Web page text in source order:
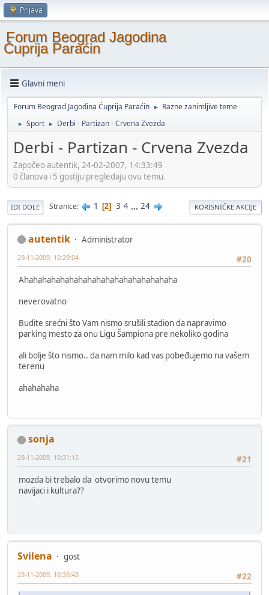
Prijava
Forum Beograd Jagodina
Ćuprija Paraćin
Glavni meni
Forum Beograd Jagodina Ćuprija Paraćin ► Razne zanimljive teme
► Sport ► Derbi - Partizan - Crvena Zvezda
Derbi - Partizan - Crvena Zvezda
Započeo autentik, 24-02-2007, 14:33:49
0 članova i 5 gostiju pregledaju ovu temu.
IDI DOLE Stranice 1 2 3 4 ... 24 KORISNIČKE AKCIJE
autentik
Administrator
#20
29-11-2009, 10:29:04
Ahahahahahahahahahahahahahahahahaha
neverovatno
Budite srećni što Vam nismo srušili stadion da napravimo
parking mesto za onu Ligu Šampiona pre nekoliko godina
ali bolje što nismo.. da nam milo kad vas pobeđujemo na vašem
terenu
ahahahaha
sonja
#21
29-11-2009, 10:31:15
mozda bi trebalo da otvorimo novu temu
navijaci i kultura??
Svilena
gost
#22
29-11-2009, 10:36:43